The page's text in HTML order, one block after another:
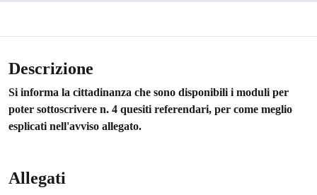
Descrizione
Si informa la cittadinanza che sono disponibili i moduli per
poter sottoscrivere n. 4 quesiti referendari, per come meglio
esplicati nell'avviso allegato.
Allegati